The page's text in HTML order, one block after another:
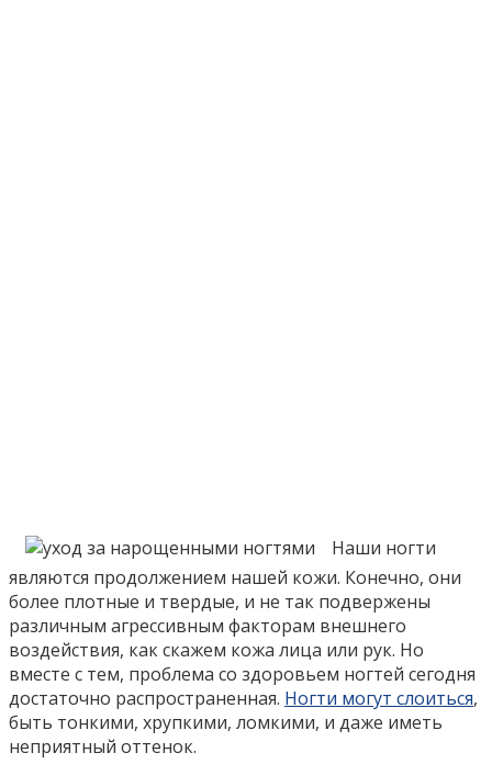
Наши ногти
являются продолжением нашей кожи. Конечно, они
более плотные и твердые, и не так подвержены
различным агрессивным факторам внешнего
воздействия, как скажем кожа лица или рук. Но
вместе с тем, проблема со здоровьем ногтей сегодня
достаточно распространенная. Ногти могут слоиться,
быть тонкими, хрупкими, ломкими, и даже иметь
неприятный оттенок.